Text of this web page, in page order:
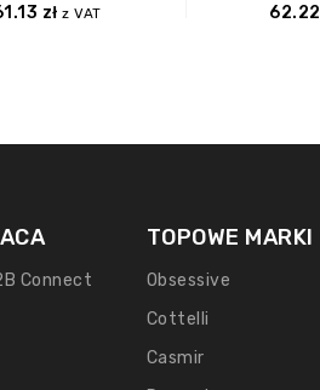
zł z VAT
62.22
Connect
TOPOWE MARKI
Obsessive
Cottelli
Casmir